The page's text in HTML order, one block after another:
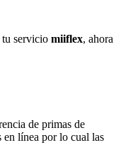
tu servicio miiflex, ahora
de primas de
en línea por lo cual las